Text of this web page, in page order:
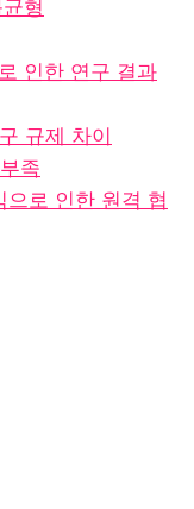
형
인한 연구 결과
규제 차이
족
으로 인한 원격 협